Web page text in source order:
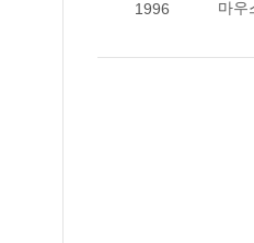
1996 마우